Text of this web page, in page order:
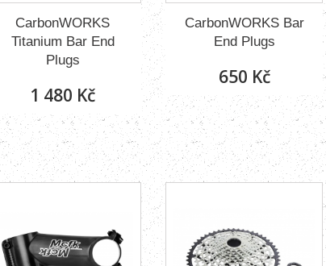
CarbonWORKS
Titanium Bar End
Plugs
1 480 Kč
CarbonWORKS Bar
End Plugs
650 Kč